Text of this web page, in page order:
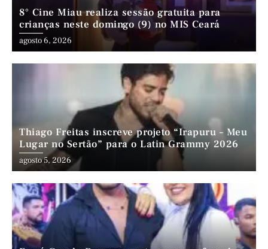
8° Cine Miau realiza sessão gratuita para
crianças neste domingo (9) no MIS Ceará
agosto 6, 2026
Thiago Freitas inscreve projeto “Irapuru – Meu
Lugar no Sertão” para o Latin Grammy 2026
agosto 5, 2026